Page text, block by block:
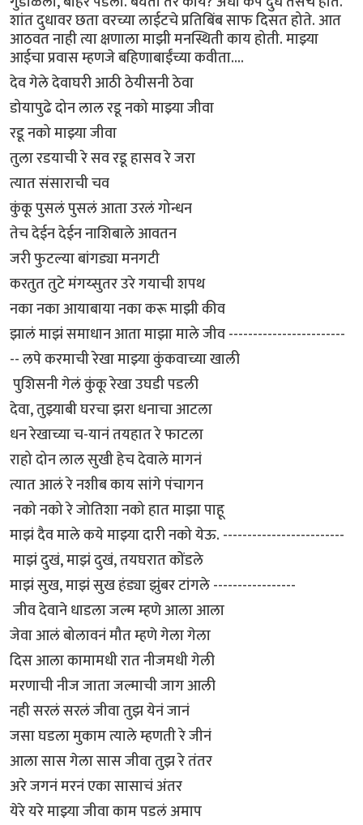
शांत दुधावर छता वरच्या लाईटचे प्रतिबिंब साफ दिसत होते. आत
आठवत नाही त्या क्षणाला माझी मनस्थिती काय होती. माझ्या
आईचा प्रवास म्हणजे बहिणाबाईंच्या कवीता....
देव गेले देवाघरी आठी ठेयीसनी ठेवा
डोयापुढे दोन लाल रडू नको माझ्या जीवा
रडू नको माझ्या जीवा
तुला रडयाची रे सव रडू हासव रे जरा
त्यात संसाराची चव
कुंकू पुसलं पुसलं आता उरलं गोन्धन
तेच देईन देईन नाशिबाले आवतन
जरी फुटल्या बांगड्या मनगटी
करतुत तुटे मंगय्सुतर उरे गयाची शपथ
नका नका आयाबाया नका करू माझी कीव
झालं माझं समाधान आता माझा माले जीव ------------------------
-- लपे करमाची रेखा माझ्या कुंकवाच्या खाली
पुशिसनी गेलं कुंकू रेखा उघडी पडली
देवा, तुझ्याबी घरचा झरा धनाचा आटला
धन रेखाच्या च-यानं तयहात रे फाटला
राहो दोन लाल सुखी हेच देवाले मागनं
त्यात आलं रे नशीब काय सांगे पंचागन
नको नको रे जोतिशा नको हात माझा पाहू
माझं दैव माले कये माझ्या दारी नको येऊ. -------------------------
माझं दुखं, माझं दुखं, तयघरात कोंडले
माझं सुख, माझं सुख हंड्या झुंबर टांगले -----------------
जीव देवाने धाडला जल्म म्हणे आला आला
जेवा आलं बोलावनं मौत म्हणे गेला गेला
दिस आला कामामधी रात नीजमधी गेली
मरणाची नीज जाता जल्माची जाग आली
नही सरलं सरलं जीवा तुझ येनं जानं
जसा घडला मुकाम त्याले म्हणती रे जीनं
आला सास गेला सास जीवा तुझ रे तंतर
अरे जगनं मरनं एका सासाचं अंतर
येरे यरे माझ्या जीवा काम पडलं अमाप